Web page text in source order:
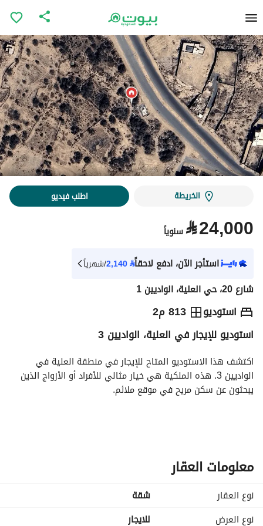
الخريطة اطلب فيديو
⃁24,000 سنوياً
استأجر الآن، ادفع لاحقاً⃁
2,140/شهرياً
شارع 20، حي العلية، الواديين 1
استوديو 813 م2 ⃁
24,000سنوياً
الإعلان الاماكن القريبة
استوديو للإيجار في العلية، الواديين 3
يبحثون عن سكن مريح في موقع ملائم.
**ميزات الملكية:**
- **النوع:** استوديو
- **الموقع:** العلية، الواديين 3
- **الغرض:** للإيجار
- **السعر:** 24,000 ريال سعودي سنويًا
معلومات العقار
نوع العقار
شقة
نوع العرض
للايجار